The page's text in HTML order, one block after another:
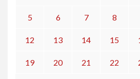
5 6 7 8
12 13 14 15
19 20 21 22